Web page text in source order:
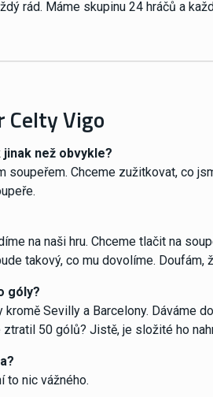
rád. Máme skupinu 24 hráčů a
Vigo
než obvykle?
soupeřem. Chceme zužitkovat, co
na naši hru. Chceme tlačit na
takový, co mu dovolíme. Doufám,
góly?
Sevilly a Barcelony. Dáváme
50 gólů? Jistě, je složité ho
to nic vážného.